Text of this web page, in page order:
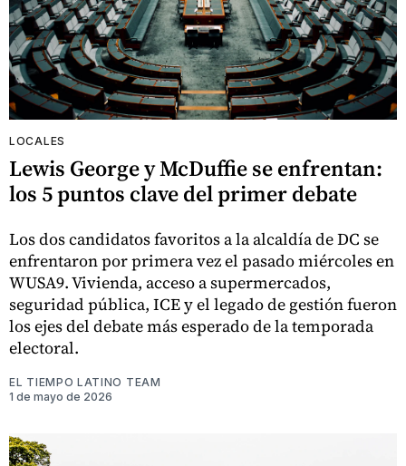
LOCALES
Lewis George y McDuffie se enfrentan:
los 5 puntos clave del primer debate
Los dos candidatos favoritos a la alcaldía de DC se
enfrentaron por primera vez el pasado miércoles en
WUSA9. Vivienda, acceso a supermercados,
seguridad pública, ICE y el legado de gestión fueron
los ejes del debate más esperado de la temporada
electoral.
EL TIEMPO LATINO TEAM
1 de mayo de 2026